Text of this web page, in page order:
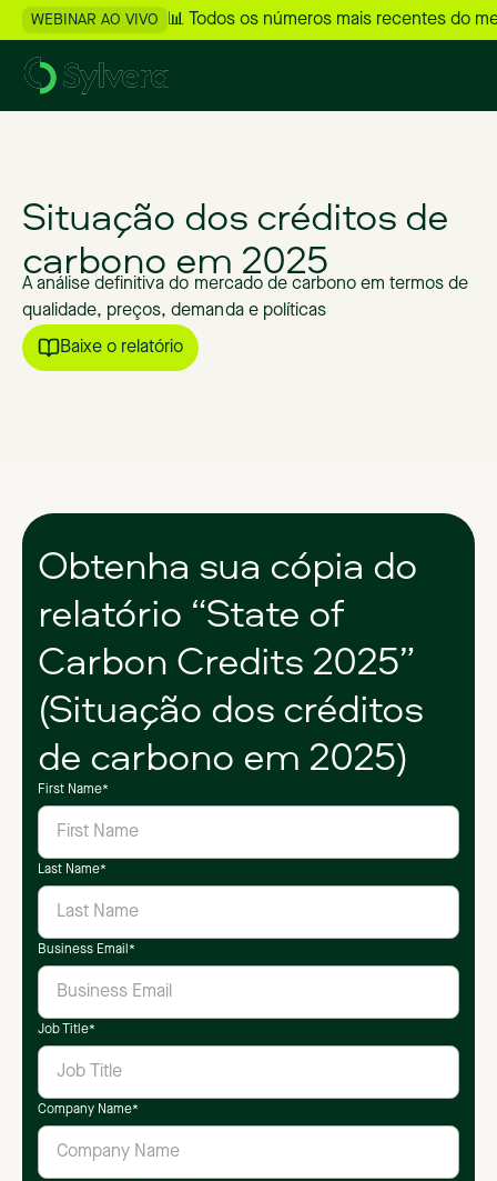
WEBINAR AO VIVO 📊 Todos os números mais recentes do
Situação dos créditosde
carbono em 2025
A análise definitiva do mercado de carbono em termos de
qualidade, preços, demanda e políticas
Baixe o relatório
Obtenha sua cópia do
relatório “State of
Carbon Credits 2025”
(Situação dos créditos
de carbono em 2025)
First Name*
Last Name*
Business Email *
Job Title*
Company Name*